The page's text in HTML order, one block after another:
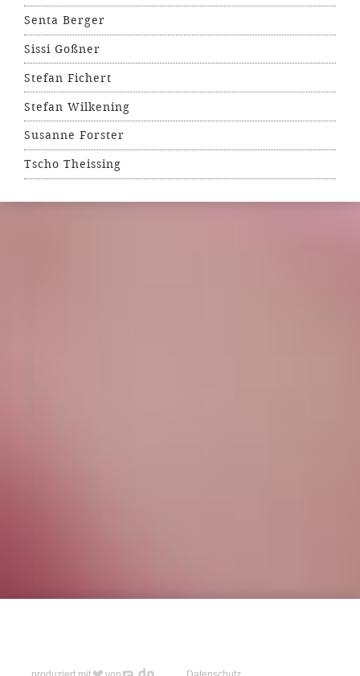
Senta Berger
Sissi Goßner
Stefan Fichert
Stefan Wilkening
Susanne Forster
Tscho Theissing